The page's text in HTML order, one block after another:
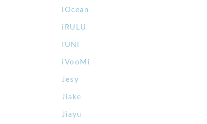
iOcean
iRULU
IUNI
iVooMi
Jesy
Jiake
Jiayu